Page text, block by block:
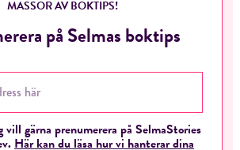
MASSOR AV BOKTIPS!
på Selmas boktips
vill gärna prenumerera på SelmaStories
Här kan du läsa hur vi hanterar dina